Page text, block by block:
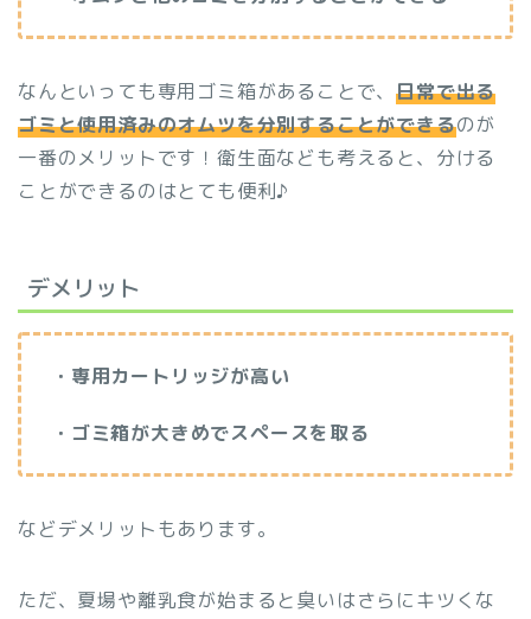
なんといっても専用ゴミ箱があることで、日常で出る
ゴミと使用済みのオムツを分別することができるのが
一番のメリットです！衛生面なども考えると、分ける
ことができるのはとても便利♪
デメリット
・専用カートリッジが高い
・ゴミ箱が大きめでスペースを取る
などデメリットもあります。
ただ、夏場や離乳食が始まると臭いはさらにキツくな